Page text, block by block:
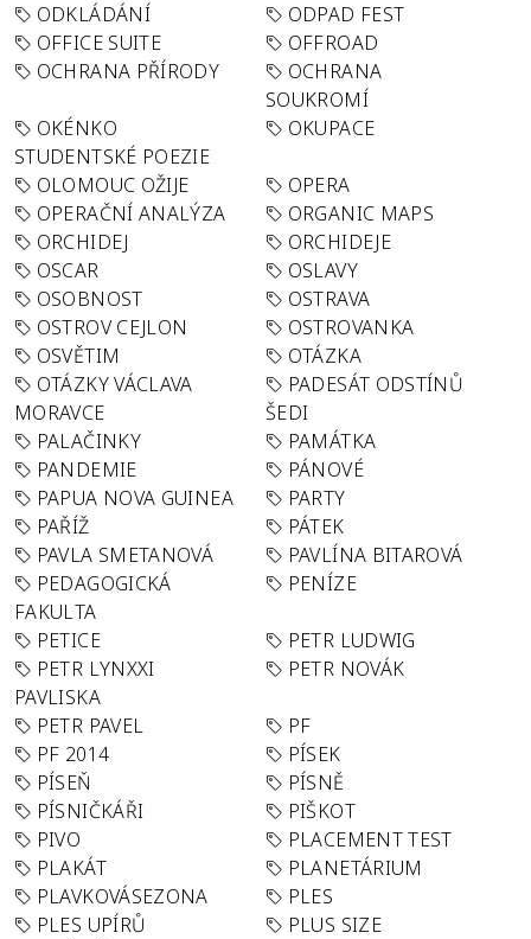
ODKLÁDÁNÍ
ODPAD FEST
OFFICE SUITE
OFFROAD
OCHRANA PŘÍRODY
OCHRANA
SOUKROMÍ
OKÉNKO
STUDENTSKÉ POEZIE
OKUPACE
OLOMOUC OŽIJE
OPERA
OPERAČNÍ ANALÝZA
ORGANIC MAPS
ORCHIDEJ
ORCHIDEJE
OSCAR
OSLAVY
OSOBNOST
OSTRAVA
OSTROV CEJLON
OSTROVANKA
OSVĚTIM
OTÁZKA
OTÁZKY VÁCLAVA
MORAVCE
PADESÁT ODSTÍNŮ
ŠEDI
PALAČINKY
PAMÁTKA
PANDEMIE
PÁNOVÉ
PAPUA NOVA GUINEA
PARTY
PAŘÍŽ
PÁTEK
PAVLA SMETANOVÁ
PAVLÍNA BITAROVÁ
PEDAGOGICKÁ
FAKULTA
PENÍZE
PETICE
PETR LUDWIG
PETR LYNXXI
PAVLISKA
PETR NOVÁK
PETR PAVEL
PF
PF 2014
PÍSEK
PÍSEŇ
PÍSNĚ
PÍSNIČKÁŘI
PIŠKOT
PIVO
PLACEMENT TEST
PLAKÁT
PLANETÁRIUM
PLAVKOVÁSEZONA
PLES
PLES UPÍRŮ
PLUS SIZE